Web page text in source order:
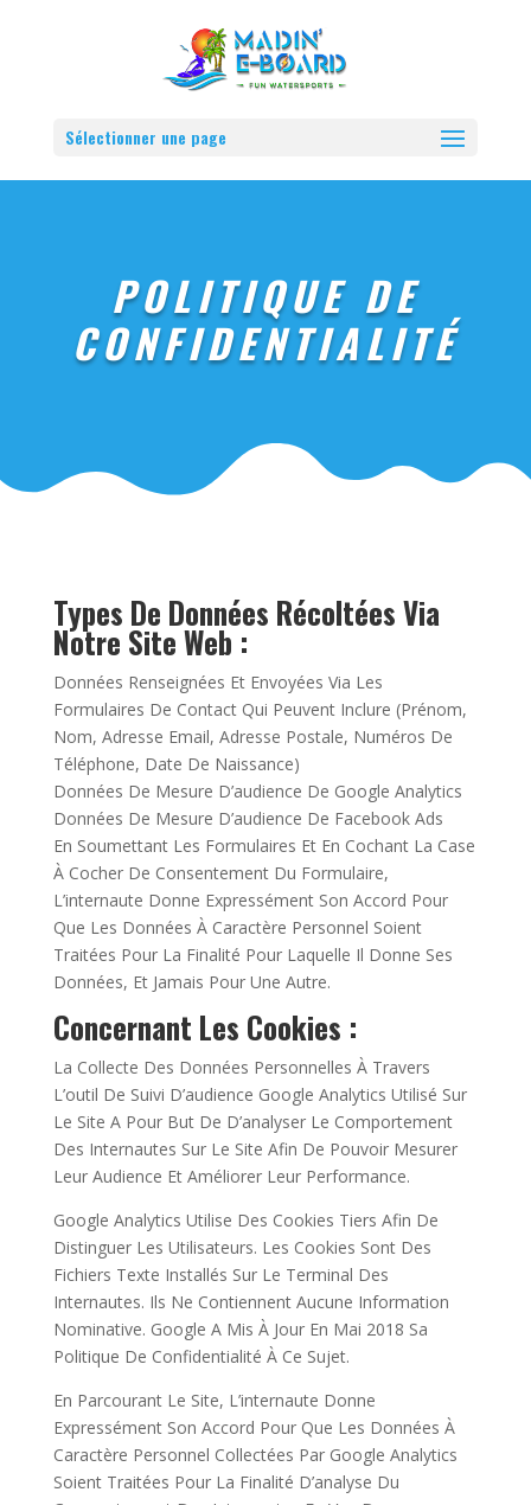
Sélectionner une page
POLITIQUE DE
CONFIDENTIALITÉ
Types De Données Récoltées Via
Notre Site Web :
Données Renseignées Et Envoyées Via Les
Formulaires De Contact Qui Peuvent Inclure (Prénom,
Nom, Adresse Email, Adresse Postale, Numéros De
Téléphone, Date De Naissance)
Données De Mesure D’audience De Google Analytics
Données De Mesure D’audience De Facebook Ads
En Soumettant Les Formulaires Et En Cochant La Case
À Cocher De Consentement Du Formulaire,
L’internaute Donne Expressément Son Accord Pour
Que Les Données À Caractère Personnel Soient
Traitées Pour La Finalité Pour Laquelle Il Donne Ses
Données, Et Jamais Pour Une Autre.
Concernant Les Cookies :
La Collecte Des Données Personnelles À Travers
L’outil De Suivi D’audience Google Analytics Utilisé Sur
Le Site A Pour But De D’analyser Le Comportement
Des Internautes Sur Le Site Afin De Pouvoir Mesurer
Leur Audience Et Améliorer Leur Performance.
Google Analytics Utilise Des Cookies Tiers Afin De
Distinguer Les Utilisateurs. Les Cookies Sont Des
Fichiers Texte Installés Sur Le Terminal Des
Internautes. Ils Ne Contiennent Aucune Information
Nominative. Google A Mis À Jour En Mai 2018 Sa
Politique De Confidentialité À Ce Sujet.
En Parcourant Le Site, L’internaute Donne
Expressément Son Accord Pour Que Les Données À
Caractère Personnel Collectées Par Google Analytics
Soient Traitées Pour La Finalité D’analyse Du